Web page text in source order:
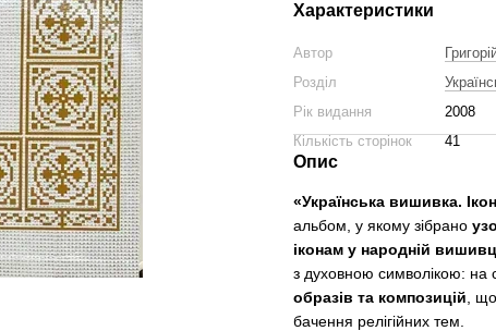
Характеристики
Автор
Розділ
Рік видання
2008
Кількість сторінок
41
Опис
«Українська вишивка.
альбом, у якому зібрано
іконам у народній
з духовною символікою: на
образів та композицій ,
бачення релігійних тем.